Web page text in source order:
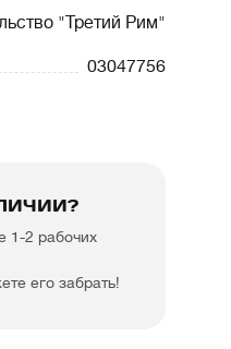
"Третий Рим"
03047756
1-2 рабочих
его забрать!